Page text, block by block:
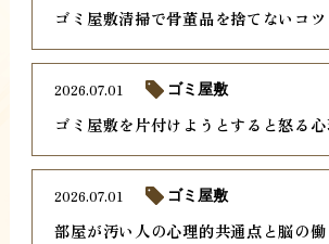
ゴミ屋敷清掃で骨董品を捨てないコツ
ゴミ屋敷を片付けようとすると怒る
2026.07.01 ゴミ屋敷
部屋が汚い人の心理的共通点と脳の働
2026.07.01 ゴミ屋敷